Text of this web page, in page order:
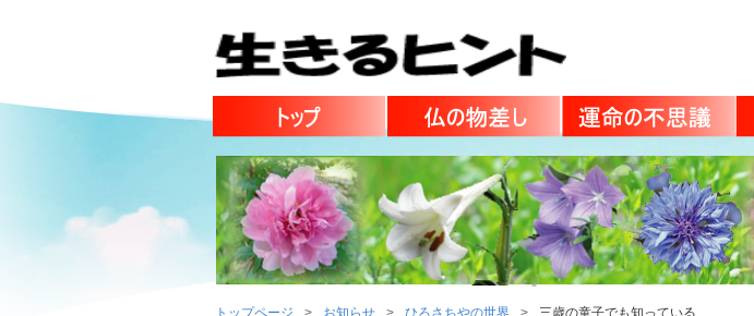
トップページ お知らせ ひろさちやの世界 三歳の童子でも知っている